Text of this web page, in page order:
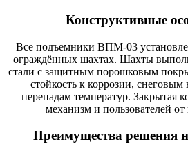
Конструктивные
Все подъемники ВПМ-03
ограждённых шахтах. Шахты
стали с защитным порошковым
стойкость к коррозии, снеговым
перепадам температур. Закрытая
механизм и пользователей от
Преимущества решения